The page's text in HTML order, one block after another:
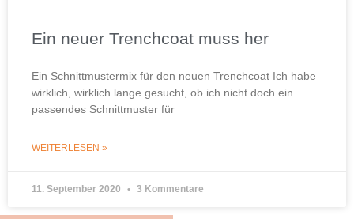
Ein neuer Trenchcoat muss her
Ein Schnittmustermix für den neuen Trenchcoat Ich habe
wirklich, wirklich lange gesucht, ob ich nicht doch ein
passendes Schnittmuster für
WEITERLESEN »
11. September 2020 3 Kommentare